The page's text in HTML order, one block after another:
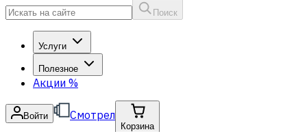
Поиск
Услуги
Полезное
Акции %
Войти Смотрел
Корзина